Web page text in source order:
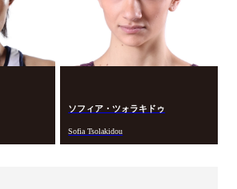
ソフィア・ツォラキドゥ
Sofia Tsolakidou